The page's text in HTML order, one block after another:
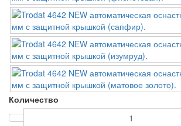
Количество